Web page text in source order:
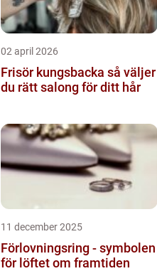
02 april 2026
Frisör kungsbacka så väljer
du rätt salong för ditt hår
11 december 2025
Förlovningsring - symbolen
för löftet om framtiden